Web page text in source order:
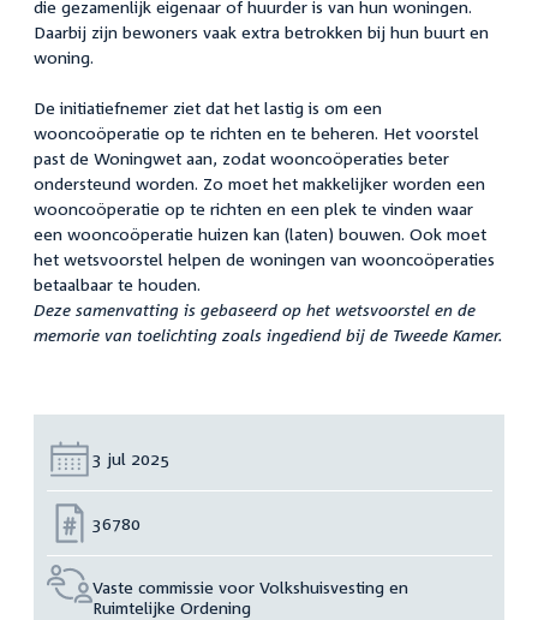
die gezamenlijk eigenaar of huurder is van hun woningen.
Daarbij zijn bewoners vaak extra betrokken bij hun buurt en
woning.
De initiatiefnemer ziet dat het lastig is om een
wooncoöperatie op te richten en te beheren. Het voorstel
past de Woningwet aan, zodat wooncoöperaties beter
ondersteund worden. Zo moet het makkelijker worden een
wooncoöperatie op te richten en een plek te vinden waar
een wooncoöperatie huizen kan (laten) bouwen. Ook moet
het wetsvoorstel helpen de woningen van wooncoöperaties
betaalbaar te houden.
Deze samenvatting is gebaseerd op het wetsvoorstel en de
memorie van toelichting zoals ingediend bij de Tweede Kamer.
Datum:
3 jul 2025
Nummer:
36780
Vaste commissie voor Volkshuisvesting en
Ruimtelijke Ordening